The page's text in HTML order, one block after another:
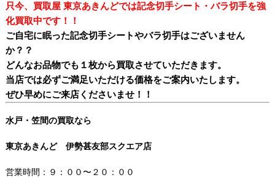
只今、買取屋 東京あきんどでは記念切手シート・バラ切手を強
化買取中です！！
ご自宅に眠った記念切手シートやバラ切手はございません
か？？
どんなお品物でも１枚から買取させていただきます。
当店では必ずご満足いただける価格をご案内いたします。
ぜひ早めにご来店くださいませ！！
水戸・笠間の買取なら
東京あきんど 伊勢甚友部スクエア店
営業時間：９：００〜２０：００